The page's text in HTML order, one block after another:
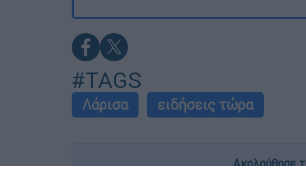
#TAGS
Λάρισα ειδήσεις τώρα
Ακολούθησε